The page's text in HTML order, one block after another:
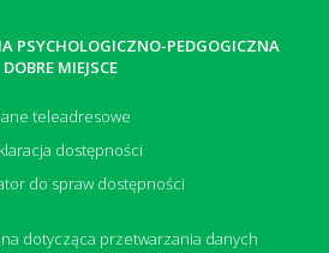
PSYCHOLOGICZNO-PEDGOGICZNA
DOBRE MIEJSCE
teleadresowe
dostępności
do spraw dostępności
dotycząca przetwarzania danych